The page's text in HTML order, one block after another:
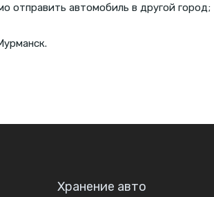
отправить автомобиль в другой город;
Хранение авто